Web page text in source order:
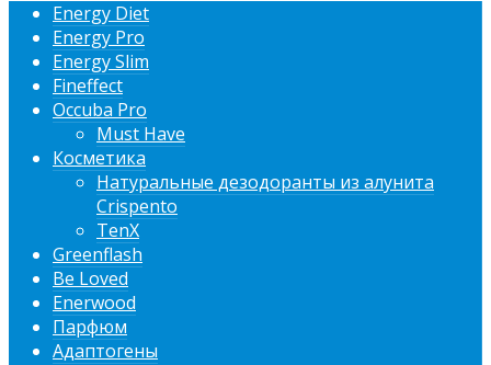
Energy Diet
Energy Pro
Energy Slim
Fineffect
Occuba Pro
Must Have
Косметика
Натуральные дезодоранты из алунита
Crispento
TenX
Greenflash
Be Loved
Enerwood
Парфюм
Адаптогены